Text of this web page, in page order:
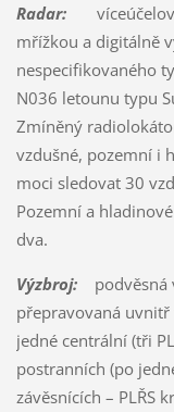
Radar:víceúčelový
mřížkou a digitálně
nespecifikovaného
N036 letounu typu
Zmíněný
vzdušné, pozemní i
moci sledovat 30
Pozemní a
dva.
Výzbroj:podvěsná
přepravovaná
jedné centrální (tři
postranních (po
závěsnících – PLŘS